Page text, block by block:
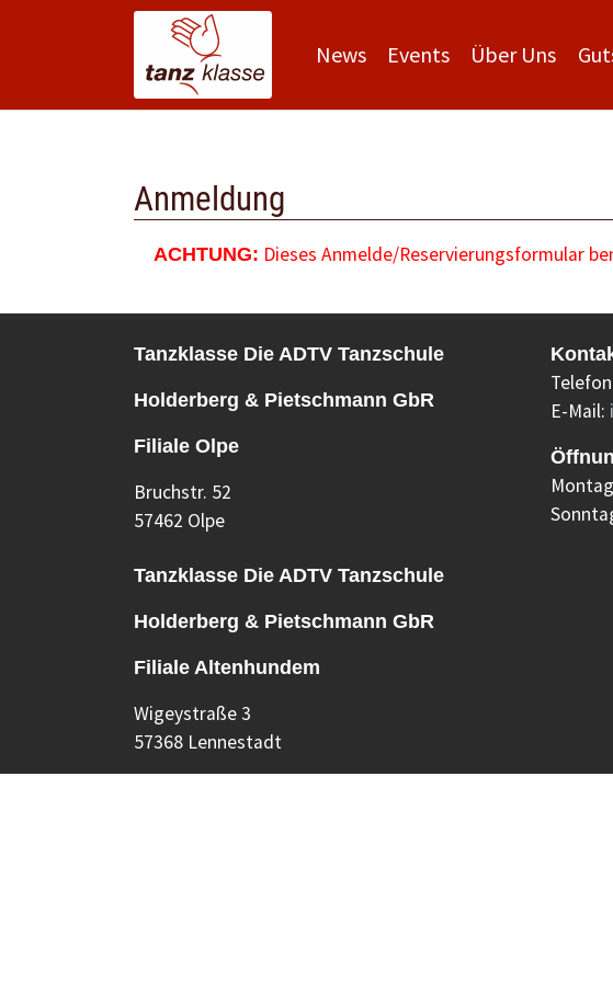
News Events Über Uns
Anmeldung
ACHTUNG: Dieses Anmelde/Reservierungsformular
Tanzklasse Die ADTV Tanzschule
Holderberg & Pietschmann GbR
Filiale Olpe
Bruchstr. 52
57462 Olpe
Tanzklasse Die ADTV Tanzschule
Holderberg & Pietschmann GbR
Filiale Altenhundem
Wigeystraße 3
57368 Lennestadt
E-Mail: